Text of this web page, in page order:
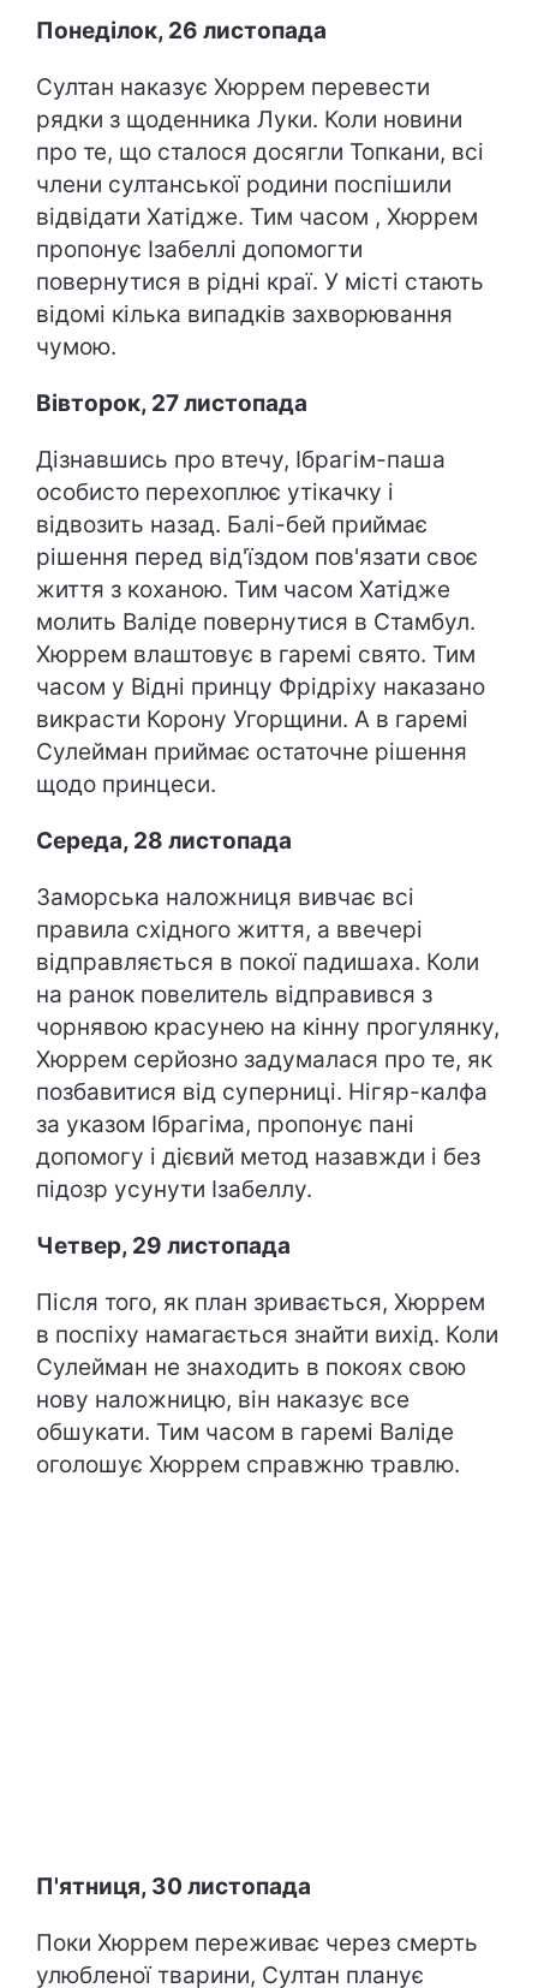
Понеділок, 26 листопада
Султан наказує Хюррем перевести
рядки з щоденника Луки. Коли новини
про те, що сталося досягли Топкани, всі
члени султанської родини поспішили
відвідати Хатідже. Тим часом , Хюррем
пропонує Ізабеллі допомогти
повернутися в рідні краї. У місті стають
відомі кілька випадків захворювання
чумою.
Вівторок, 27 листопада
Дізнавшись про втечу, Ібрагім-паша
особисто перехоплює утікачку і
відвозить назад. Балі-бей приймає
рішення перед від'їздом пов'язати своє
життя з коханою. Тим часом Хатідже
молить Валіде повернутися в Стамбул.
Хюррем влаштовує в гаремі свято. Тим
часом у Відні принцу Фрідріху наказано
викрасти Корону Угорщини. А в гаремі
Сулейман приймає остаточне рішення
щодо принцеси.
Середа, 28 листопада
Заморська наложниця вивчає всі
правила східного життя, а ввечері
відправляється в покої падишаха. Коли
на ранок повелитель відправився з
чорнявою красунею на кінну прогулянку,
Хюррем серйозно задумалася про те, як
позбавитися від суперниці. Нігяр-калфа
за указом Ібрагіма, пропонує пані
допомогу і дієвий метод назавжди і без
підозр усунути Ізабеллу.
Четвер, 29 листопада
Після того, як план зривається, Хюррем
в поспіху намагається знайти вихід. Коли
Сулейман не знаходить в покоях свою
нову наложницю, він наказує все
обшукати. Тим часом в гаремі Валіде
оголошує Хюррем справжню травлю.
П'ятниця, 30 листопада
Поки Хюррем переживає через смерть
улюбленої тварини, Султан планує